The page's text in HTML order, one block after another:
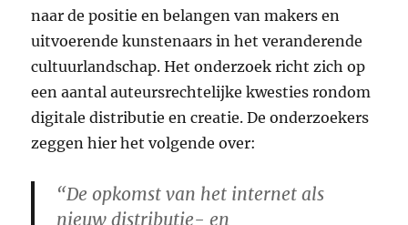
naar de positie en belangen van makers en
uitvoerende kunstenaars in het veranderende
cultuurlandschap. Het onderzoek richt zich op
een aantal auteursrechtelijke kwesties rondom
digitale distributie en creatie. De onderzoekers
zeggen hier het volgende over:
“De opkomst van het internet als
nieuw distributie- en